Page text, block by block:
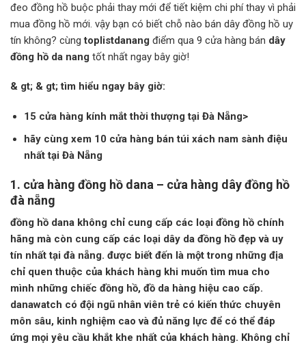
đeo đồng hồ buộc phải thay mới để tiết kiệm chi phí thay vì phải
mua đồng hồ mới. vậy bạn có biết chỗ nào bán dây đồng hồ uy
tín không? cùngtoplistdanang điểm qua 9 cửa hàng bán dây
đồng hồ da nang tốt nhất ngay bây giờ!
& gt; & gt; tìm hiểu ngay bây giờ:
15 cửa hàng kính mắt thời thượng tại Đà Nẵng>
hãy cùng xem 10 cửa hàng bán túi xách nam sành điệu
nhất tại Đà Nẵng
1. cửa hàng đồng hồ dana – cửa hàng dây đồng hồ
đà nẵng
đồng hồ dana không chỉ cung cấp các loại đồng hồ chính
hãng mà còn cung cấp các loại dây da đồng hồ đẹp và uy
tín nhất tại đà nẵng. được biết đến là một trong những địa
chỉ quen thuộc của khách hàng khi muốn tìm mua cho
mình những chiếc đồng hồ, đồ da hàng hiệu cao cấp.
danawatch có đội ngũ nhân viên trẻ có kiến ​​thức chuyên
môn sâu, kinh nghiệm cao và đủ năng lực để có thể đáp
ứng mọi yêu cầu khắt khe nhất của khách hàng. Không chỉ